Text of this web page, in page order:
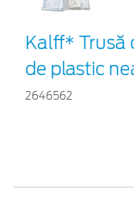
Kalff* Trusă
de plastic
2646562